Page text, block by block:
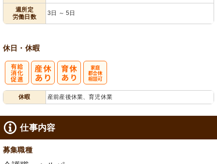
週所定
労働日数
3日 ～ 5日
休日・休暇
休暇 産前産後休業、育児休業
仕事内容
募集職種